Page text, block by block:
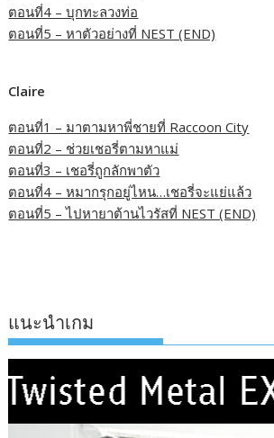
ตอนที่4 – บุกทะลวงท่อ
ตอนที่5 – หาตัวอย่างที่ NEST (END)
Claire
ตอนที่1 – มาตามหาพี่ชายที่ Raccoon City
ตอนที่2 – ช่วยเชอรี่ตามหาแม่
ตอนที่3 – เชอรี่ถูกลักพาตัว
ตอนที่4 – หมากรุกอยู่ไหน…เชอรี่จะแย่แล้ว
ตอนที่5 – ไปหายาต้านไวรัสที่ NEST (END)
แนะนำเกม